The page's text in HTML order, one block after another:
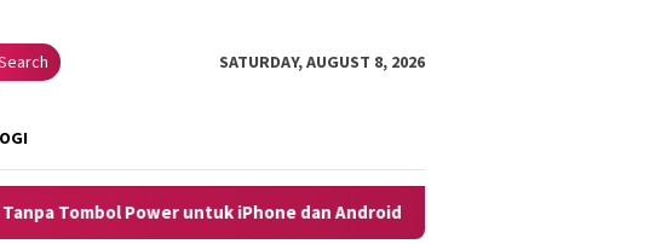
SATURDAY, AUGUST 8, 2026
untuk iPhone dan Android dengan Mudah